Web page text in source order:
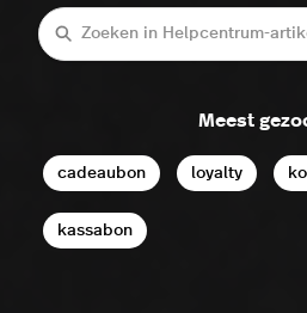
Zoeken
Meest
cadeaubon loyalty
kassabon